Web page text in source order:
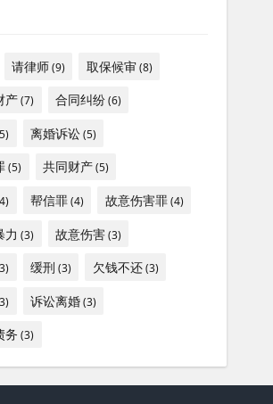
请律师(9) 取保候审(8)
产(7) 合同纠纷(6)
离婚诉讼(5)
(5) 共同财产(5)
帮信罪(4) 故意伤害罪(4)
力 (3) 故意伤害(3)
缓刑 (3) 欠钱不还(3)
诉讼离婚(3)
务 (3)